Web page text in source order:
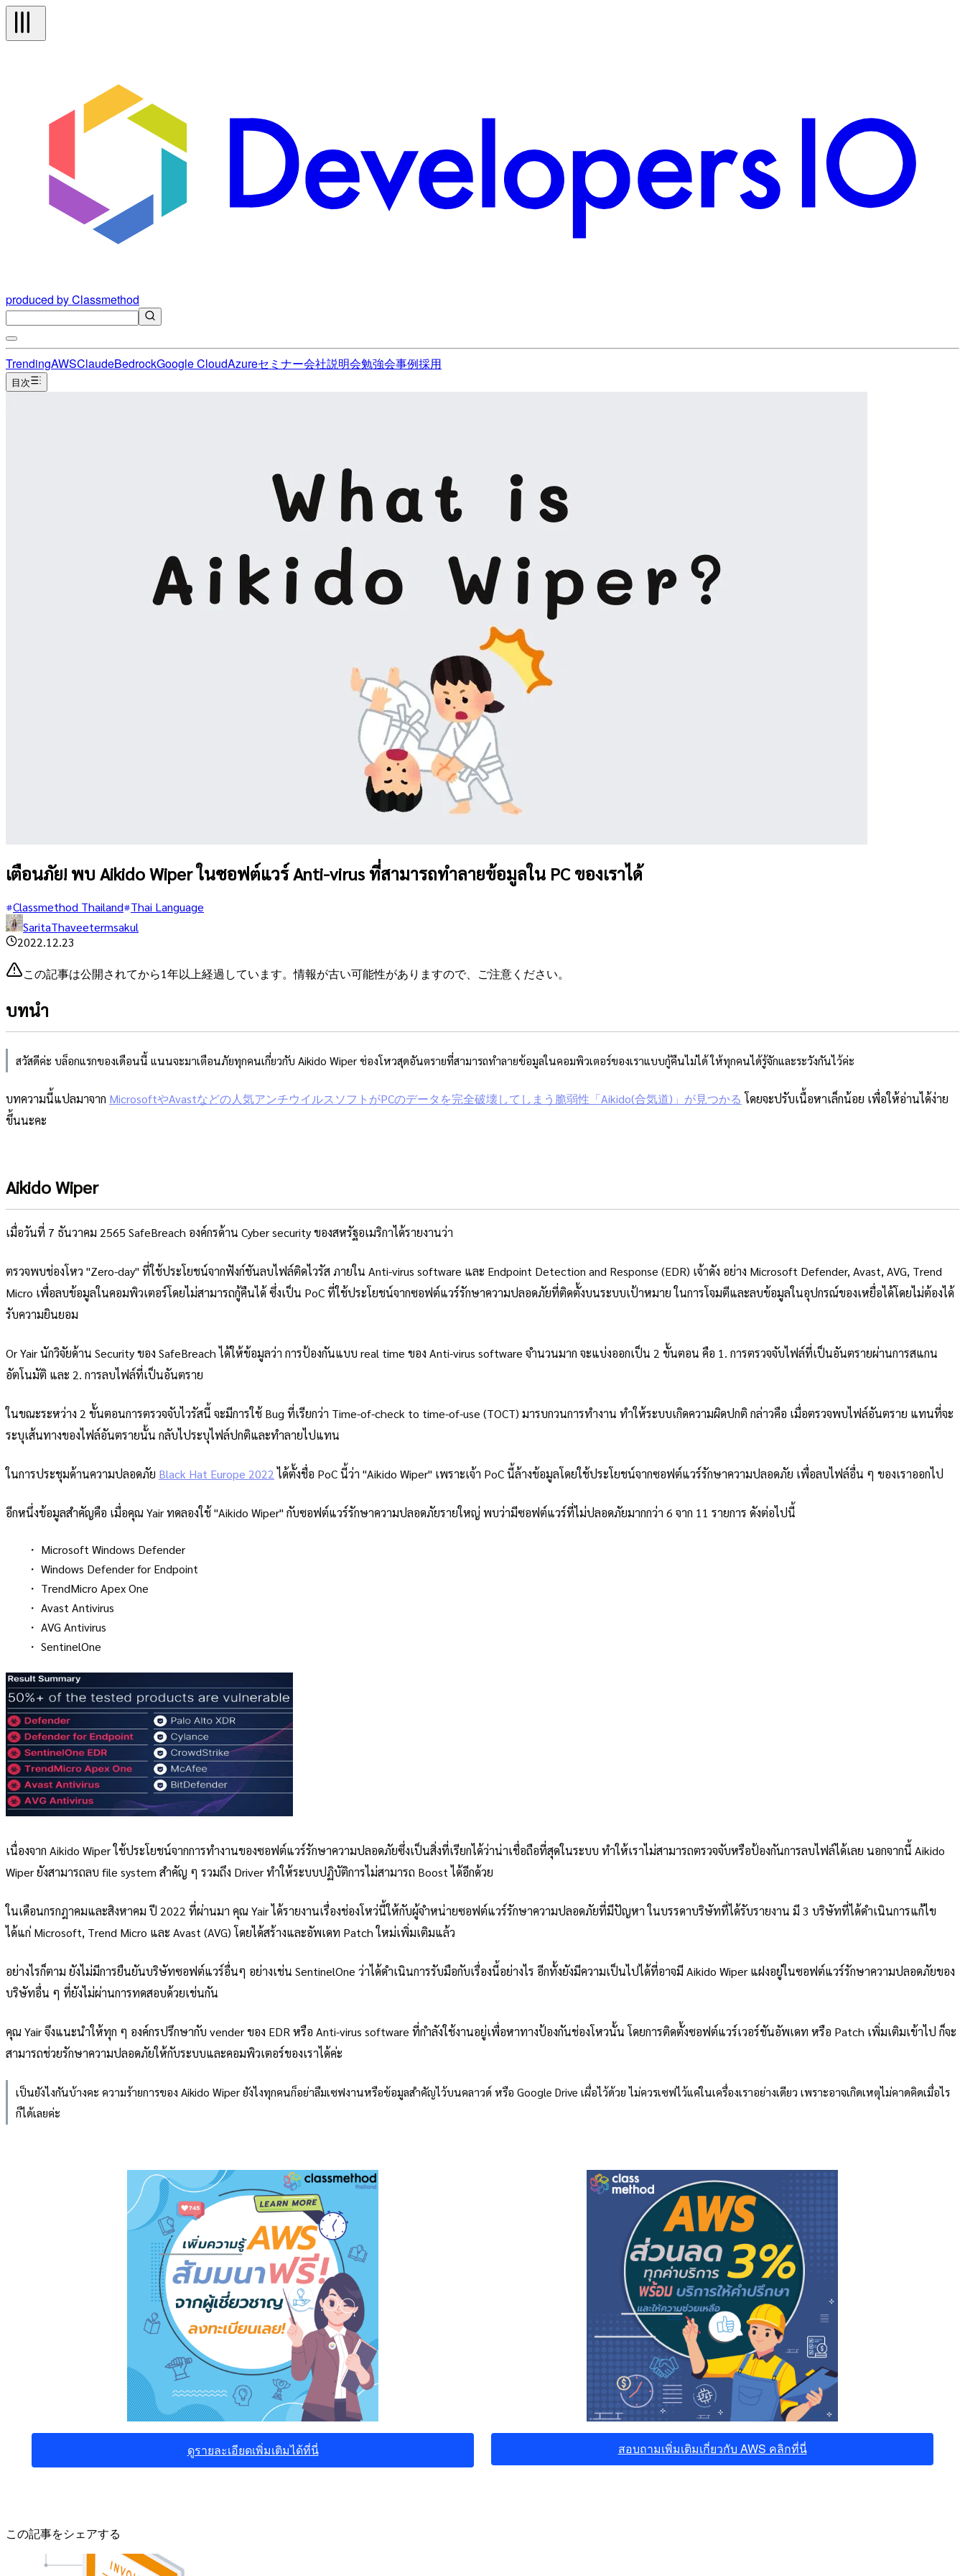
produced by Classmethod
TrendingAWSClaudeBedrockGoogle CloudAzureセミナー会社説明会勉強会事例採用
目次
เตือนภัย! พบ Aikido Wiper ในซอฟต์แวร์ Anti-virus ที่สามารถทำลายข้อมูลใน PC ของเราได้
Classmethod Thailand Thai Language
SaritaThaveetermsakul
2022.12.23
この記事は公開されてから1年以上経過しています。情報が古い可能性がありますので、ご注意ください。
บทนำ
สวัสดีค่ะ บล็อกแรกของเดือนนี้ แนนจะมาเตือนภัยทุกคนเกี่ยวกับ Aikido Wiper ช่องโหวสุดอันตรายที่สามารถทำลายข้อมูลในคอมพิวเตอร์ของเราแบบกู้คืนไม่ได้ ให้ทุกคนได้รู้จักและระวังกันไว้ค่ะ
บทความนี้แปลมาจาก MicrosoftやAvastなどの人気アンチウイルスソフトがPCのデータを完全破壊してしまう脆弱性「Aikido(合気道)」が見つかる โดยจะปรับเนื้อหาเล็กน้อย เพื่อให้อ่านได้ง่าย
ขึ้นนะคะ
Aikido Wiper
เมื่อวันที่ 7 ธันวาคม 2565 SafeBreach องค์กรด้าน Cyber security ของสหรัฐอเมริกาได้รายงานว่า
ตรวจพบช่องโหว "Zero-day" ที่ใช้ประโยชน์จากฟังก์ชันลบไฟล์ติดไวรัส ภายใน Anti-virus software และ Endpoint Detection and Response (EDR) เจ้าดัง อย่าง Microsoft Defender, Avast, AVG, Trend
Micro เพื่อลบข้อมูลในคอมพิวเตอร์โดยไม่สามารถกู้คืนได้ ซึ่งเป็น PoC ที่ใช้ประโยชน์จากซอฟต์แวร์รักษาความปลอดภัยที่ติดตั้งบนระบบเป้าหมาย ในการโจมตีและลบข้อมูลในอุปกรณ์ของเหยื่อได้โดยไม่ต้องได้
รับความยินยอม
Or Yair นักวิจัยด้าน Security ของ SafeBreach ได้ให้ข้อมูลว่า การป้องกันแบบ real time ของ Anti-virus software จำนวนมาก จะแบ่งออกเป็น 2 ขั้นตอน คือ 1. การตรวจจับไฟล์ที่เป็นอันตรายผ่านการสแกน
อัตโนมัติ และ 2. การลบไฟล์ที่เป็นอันตราย
ในขณะระหว่าง 2 ขั้นตอนการตรวจจับไวรัสนี้ จะมีการใช้ Bug ที่เรียกว่า Time-of-check to time-of-use (TOCT) มารบกวนการทำงาน ทำให้ระบบเกิดความผิดปกติ กล่าวคือ เมื่อตรวจพบไฟล์อันตราย แทนที่จะ
ระบุเส้นทางของไฟล์อันตรายนั้น กลับไประบุไฟล์ปกติและทำลายไปแทน
ในการประชุมด้านความปลอดภัย Black Hat Europe 2022 ได้ตั้งชื่อ PoC นี้ว่า "Aikido Wiper" เพราะเจ้า PoC นี้ล้างข้อมูลโดยใช้ประโยชน์จากซอฟต์แวร์รักษาความปลอดภัย เพื่อลบไฟล์อื่น ๆ ของเราออกไป
อีกหนึ่งข้อมูลสำคัญคือ เมื่อคุณ Yair ทดลองใช้ "Aikido Wiper" กับซอฟต์แวร์รักษาความปลอดภัยรายใหญ่ พบว่ามีซอฟต์แวร์ที่ไม่ปลอดภัยมากกว่า 6 จาก 11 รายการ ดังต่อไปนี้
・ Microsoft Windows Defender
・ Windows Defender for Endpoint
・ TrendMicro Apex One
・ Avast Antivirus
・ AVG Antivirus
・ SentinelOne
เนื่องจาก Aikido Wiper ใช้ประโยชน์จากการทำงานของซอฟต์แวร์รักษาความปลอดภัยซึ่งเป็นสิ่งที่เรียกได้ว่าน่าเชื่อถือที่สุดในระบบ ทำให้เราไม่สามารถตรวจจับหรือป้องกันการลบไฟล์ได้เลย นอกจากนี้ Aikido
Wiper ยังสามารถลบ file system สำคัญ ๆ รวมถึง Driver ทำให้ระบบปฏิบัติการไม่สามารถ Boost ได้อีกด้วย
ในเดือนกรกฎาคมและสิงหาคม ปี 2022 ที่ผ่านมา คุณ Yair ได้รายงานเรื่องช่องโหว่นี้ให้กับผู้จำหน่ายซอฟต์แวร์รักษาความปลอดภัยที่มีปัญหา ในบรรดาบริษัทที่ได้รับรายงาน มี 3 บริษัทที่ได้ดำเนินการแก้ไข
ได้แก่ Microsoft, Trend Micro และ Avast (AVG) โดยได้สร้างและอัพเดท Patch ใหม่เพิ่มเติมแล้ว
อย่างไรก็ตาม ยังไม่มีการยืนยันบริษัทซอฟต์แวร์อื่นๆ อย่างเช่น SentinelOne ว่าได้ดำเนินการรับมือกับเรื่องนี้อย่างไร อีกทั้งยังมีความเป็นไปได้ที่อาจมี Aikido Wiper แฝงอยู่ในซอฟต์แวร์รักษาความปลอดภัยของ
บริษัทอื่น ๆ ที่ยังไม่ผ่านการทดสอบด้วยเช่นกัน
คุณ Yair จึงแนะนำให้ทุก ๆ องค์กรปรึกษากับ vender ของ EDR หรือ Anti-virus software ที่กำลังใช้งานอยู่เพื่อหาทางป้องกันช่องโหวนั้น โดยการติดตั้งซอฟต์แวร์เวอร์ชันอัพเดท หรือ Patch เพิ่มเติมเข้าไป ก็จะ
สามารถช่วยรักษาความปลอดภัยให้กับระบบและคอมพิวเตอร์ของเราได้ค่ะ
เป็นยังไงกันบ้างคะ ความร้ายการของ Aikido Wiper ยังไงทุกคนก็อย่าลืมเซฟงานหรือข้อมูลสำคัญไว้บนคลาวด์ หรือ Google Drive เผื่อไว้ด้วย ไม่ควรเซฟไว้แค่ในเครื่องเราอย่างเดียว เพราะอาจเกิดเหตุไม่คาดคิดเมื่อไร
ก็ได้เลยค่ะ
ดูรายละเอียดเพิ่มเติมได้ที่นี่ สอบถามเพิ่มเติมเกี่ยวกับ AWS คลิกที่นี่
この記事をシェアする